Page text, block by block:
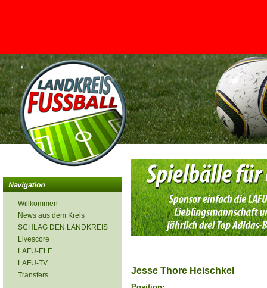
<
Willkommen
News aus dem Kreis
SCHLAG DEN LANDKREIS
Livescore
LAFU-ELF
LAFU-TV
Transfers
Jesse Thore Heischkel